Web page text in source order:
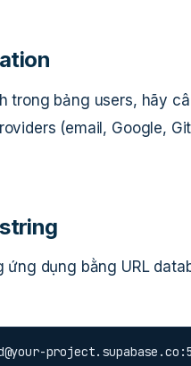
trong bảng users, hãy
(email, Google,
dụng bằng URL
project.supabase.co